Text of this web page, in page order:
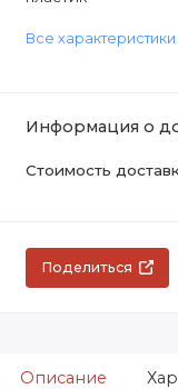
Все характеристики
Информация о
Стоимость
Поделиться
Описание